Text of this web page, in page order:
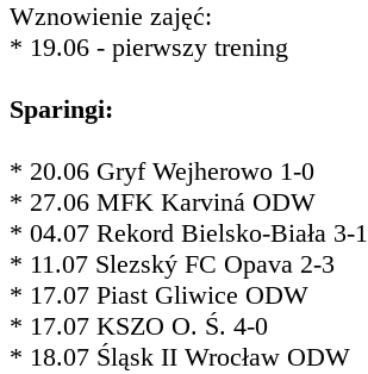
Wznowienie zajęć:
* 19.06 - pierwszy trening
Sparingi:
* 20.06 Gryf Wejherowo 1-0
* 27.06 MFK Karviná ODW
* 04.07 Rekord Bielsko-Biała 3-1
* 11.07 Slezský FC Opava 2-3
* 17.07 Piast Gliwice ODW
* 17.07 KSZO O. Ś. 4-0
* 18.07 Śląsk II Wrocław ODW